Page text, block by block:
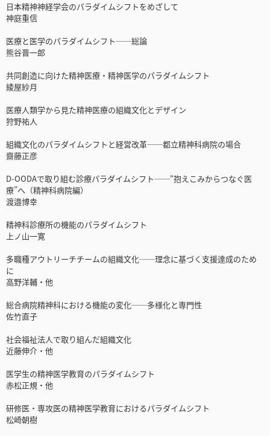
日本精神神経学会のパラダイムシフトをめざして
神庭重信
医療と医学のパラダイムシフト──総論
熊谷晋一郎
共同創造に向けた精神医療・精神医学のパラダイムシフト
綾屋紗月
医療人類学から見た精神医療の組織文化とデザイン
狩野祐人
組織文化のパラダイムシフトと経営改革──都立精神科病院の場合
齋藤正彦
D-OODAで取り組む診療パラダイムシフト──“抱えこみからつなぐ医
療”へ（精神科病院編）
渡邉博幸
精神科診療所の機能のパラダイムシフト
上ノ山一寛
多職種アウトリーチチームの組織文化──理念に基づく支援達成のため
に
高野洋輔・他
総合病院精神科における機能の変化──多様化と専門性
佐竹直子
社会福祉法人で取り組んだ組織文化
近藤伸介・他
医学生の精神医学教育のパラダイムシフト
赤松正規・他
研修医・専攻医の精神医学教育におけるパラダイムシフト
松崎朝樹